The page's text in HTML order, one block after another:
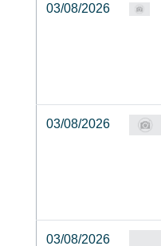
03/08/2026
03/08/2026
03/08/2026